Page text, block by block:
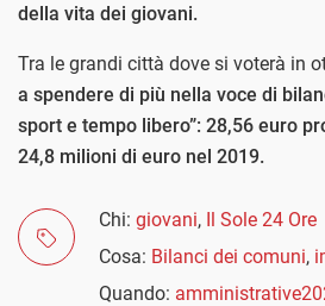
della vita dei giovani.
Tra le grandi città dove si voterà in
a spendere di più nella voce di
sport e tempo libero”: 28,56 euro
24,8 milioni di euro nel 2019.
Chi: giovani, Il Sole 24 Ore
Cosa: Bilanci dei comuni,
Quando: